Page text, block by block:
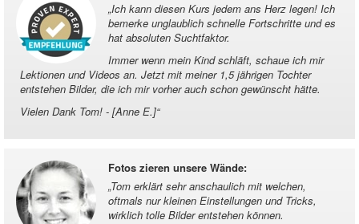
„Ich kann diesen Kurs jedem ans Herz legen! Ich
bemerke unglaublich schnelle Fortschritte und es
hat absoluten Suchtfaktor.
Immer wenn mein Kind schläft, schaue ich mir
Lektionen und Videos an. Jetzt mit meiner 1,5 jährigen Tochter
entstehen Bilder, die ich mir vorher auch schon gewünscht hätte.
Vielen Dank Tom! - [Anne E.]“
Fotos zieren unsere Wände:
„Tom erklärt sehr anschaulich mit welchen,
oftmals nur kleinen Einstellungen und Tricks,
wirklich tolle Bilder entstehen können.